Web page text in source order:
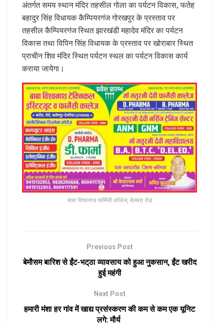
अंतर्गत समय स्थान मंदिर तहसील गोला का पर्यटन विकास, फतेह
बहादुर सिंह विधायक कैम्पियरगंज गोरखपुर के प्रस्ताव पर
तहसील कैम्पियरगंज स्थित झारखंडी महादेव मंदिर का पर्यटन
विकास तथा विपिन सिंह विधायक के प्रस्ताव पर खोराबार स्थित
प्राचीन शिव मंदिर स्थित पर्यटन स्थल का पर्यटन विकास कार्य
कराया जायेगा।
बाबा विश्वनाथ फॉर्मेसी कॉलेज, बेल्थरा रोड
Previous Post
बेमौसम बारिश से ईंट-भट्‌ठा व्यावसाय को हुआ नुकसान, ईंट खरीद
हुई महंगी
Next Post
हमारी मंशा हर गांव में खाद्य प्रसंस्करण की कम से कम एक यूनिट
लगे: मौर्य